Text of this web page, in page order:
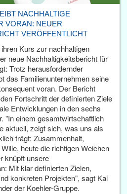
NACHHALTIGE
VORAN: NEUER
VERÖFFENTLICHT
Kurs zur nachhaltigen
neue Nachhaltigkeitsbericht für
Trotz herausfordernder
das Familienunternehmen seine
voran. Der Bericht
Fortschritt der definierten Ziele
Entwicklungen in den sechs
"In einem gesamtwirtschaftlich
aktuell, zeigt sich, was uns als
trägt: Zusammenhalt,
heute die richtigen Weichen
knüpft unsere
Mit klar definierten Zielen,
konkreten Projekten", sagt Kai
der Koehler-Gruppe.